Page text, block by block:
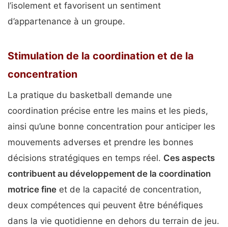
l’isolement et favorisent un sentiment
d’appartenance à un groupe.
Stimulation de la coordination et de la
concentration
La pratique du basketball demande une
coordination précise entre les mains et les pieds,
ainsi qu’une bonne concentration pour anticiper les
mouvements adverses et prendre les bonnes
décisions stratégiques en temps réel. Ces aspects
contribuent au développement de la coordination
motrice fine et de la capacité de concentration,
deux compétences qui peuvent être bénéfiques
dans la vie quotidienne en dehors du terrain de jeu.